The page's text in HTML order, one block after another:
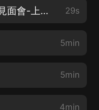
2025.11.15.李非新書閱讀見面會-上海站來啦 29s
5min
5min
4min